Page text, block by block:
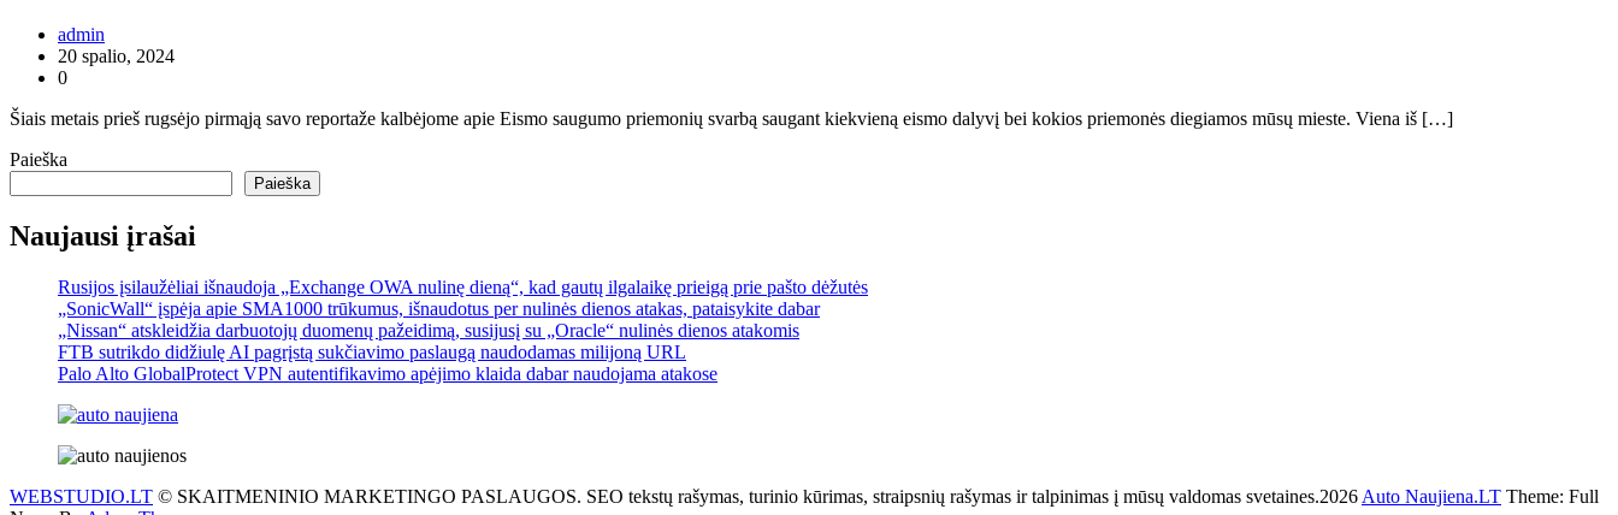
admin
20 spalio, 2024
0
Šiais metais prieš rugsėjo pirmąją savo reportaže kalbėjome apie Eismo saugumo priemonių svarbą saugant kiekvieną eismo dalyvį bei kokios priemonės diegiamos mūsų mieste. Viena iš […]
Paieška
Paieška
Naujausi įrašai
Rusijos įsilaužėliai išnaudoja „Exchange OWA nulinę dieną“, kad gautų ilgalaikę prieigą prie pašto dėžutės
„SonicWall“ įspėja apie SMA1000 trūkumus, išnaudotus per nulinės dienos atakas, pataisykite dabar
„Nissan“ atskleidžia darbuotojų duomenų pažeidimą, susijusį su „Oracle“ nulinės dienos atakomis
FTB sutrikdo didžiulę AI pagrįstą sukčiavimo paslaugą naudodamas milijoną URL
Palo Alto GlobalProtect VPN autentifikavimo apėjimo klaida dabar naudojama atakose
WEBSTUDIO.LT © SKAITMENINIO MARKETINGO PASLAUGOS. SEO tekstų rašymas, turinio kūrimas, straipsnių rašymas ir talpinimas į mūsų valdomas svetaines.2026 Auto Naujiena.LT Theme: Full